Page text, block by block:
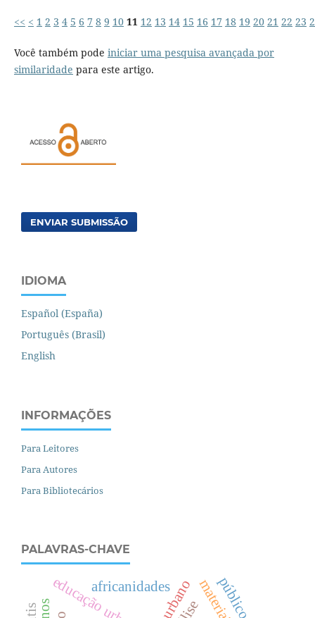
<< < 1 2 3 4 5 6 7 8 9 10 11 12 13 14 15 16 17 18 19 20 21 22 23
Você também pode iniciar uma pesquisa avançada por
similaridade para este artigo.
ENVIAR SUBMISSÃO
IDIOMA
Español (España)
Português (Brasil)
English
INFORMAÇÕES
Para Leitores
Para Autores
Para Bibliotecários
PALAVRAS-CHAVE
e
d
u
c
a
ç
ã
o
r
b
a
n
aafricanidades